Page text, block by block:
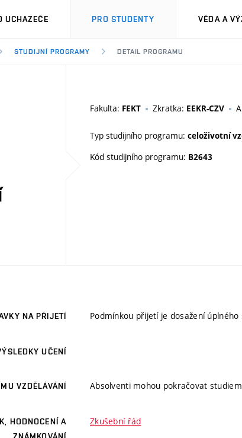
UCHAZEČE PRO STUDENTY VĚDA A
STUDIJNÍ PROGRAMY DETAIL PROGRAMU
Fakulta: FEKT Zkratka: EEKR-CZV
Typ studijního programu: celoživotní
Kód studijního programu: B2643
NA PŘIJETÍ Podmínkou přijetí je dosažení
UČENÍ
VZDĚLÁVÁNÍ Absolventi mohou pokračovat
HODNOCENÍ A
Zkušební řád